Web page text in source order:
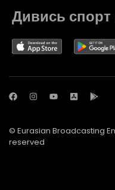
Дивись спорт
© Eurasian Broadcasting
reserved